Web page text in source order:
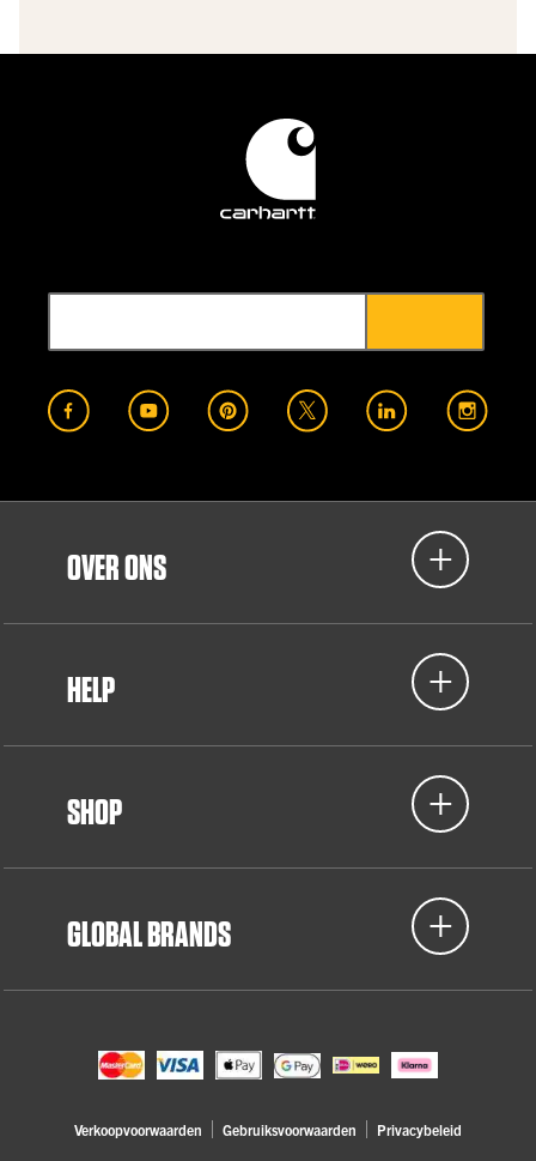
OVER ONS
HELP
SHOP
GLOBAL BRANDS
Verkoopvoorwaarden Gebruiksvoorwaarden Privacybeleid